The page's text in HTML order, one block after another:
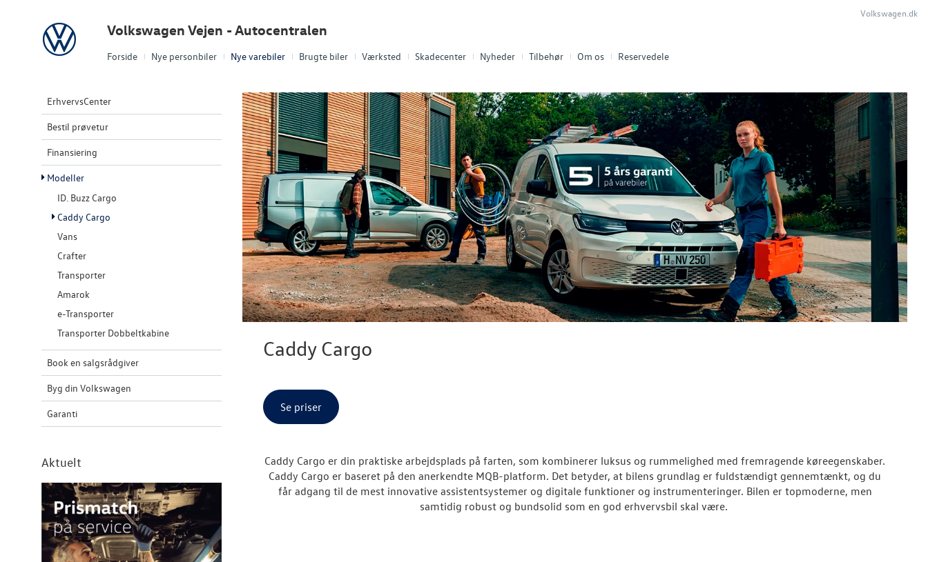
Forside Nye personbiler Nye varebiler Brugte biler Værksted Skadecenter Nyheder Tilbehør Om os Reservedele
Volkswagen Volkswagen Vejen - Autocentralen
Volkswagen.dk
ErhvervsCenter
Bestil prøvetur
Finansiering
Modeller
ID. Buzz Cargo
Caddy Cargo
Vans
Crafter
Transporter
Amarok
e-Transporter
Transporter Dobbeltkabine
Book en salgsrådgiver
Byg din Volkswagen
Garanti
Aktuelt
Caddy Cargo
Se priser
Caddy Cargo er din praktiske arbejdsplads på farten, som kombinerer luksus og rummelighed med fremragende køreegenskaber.
Caddy Cargo er baseret på den anerkendte MQB-platform. Det betyder, at bilens grundlag er fuldstændigt gennemtænkt, og du
får adgang til de mest innovative assistentsystemer og digitale funktioner og instrumenteringer. Bilen er topmoderne, men
samtidig robust og bundsolid som en god erhvervsbil skal være.